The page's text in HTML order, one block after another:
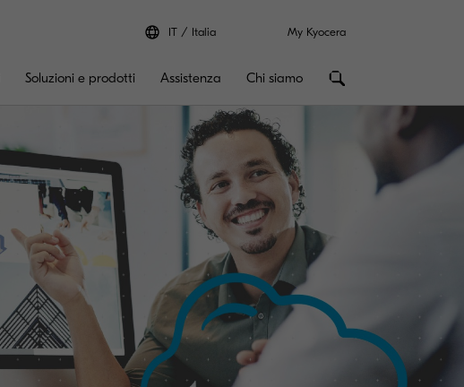
IT Italia My Kyocera
Soluzioni e prodotti Assistenza Chi siamo